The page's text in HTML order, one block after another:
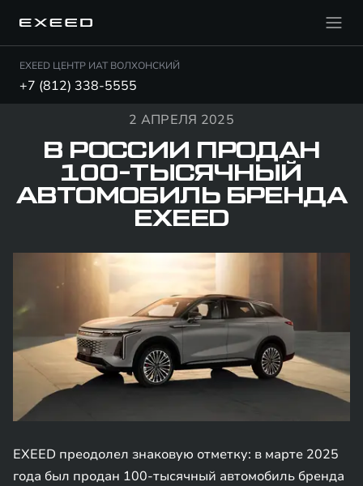
EXEED ЦЕНТР ИАТ ВОЛХОНСКИЙ
+7 (812) 338-5555
2 АПРЕЛЯ 2025
В РОССИИ ПРОДАН
100-ТЫСЯЧНЫЙ
АВТОМОБИЛЬ БРЕНДА
EXEED
EXEED преодолел знаковую отметку: в марте 2025
года был продан 100-тысячный автомобиль бренда